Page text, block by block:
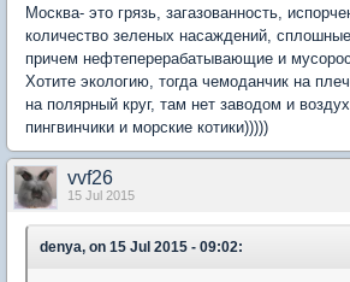
Москва- это грязь, загазованность,
количество зеленых насаждений,
причем нефтеперерабатывающие и
Хотите экологию, тогда чемоданчик на
на полярный круг, там нет заводом и
пингвинчики и морские котики)))))
vvf26
15 Jul 2015
denya, on 15 Jul 2015 - 09:02: